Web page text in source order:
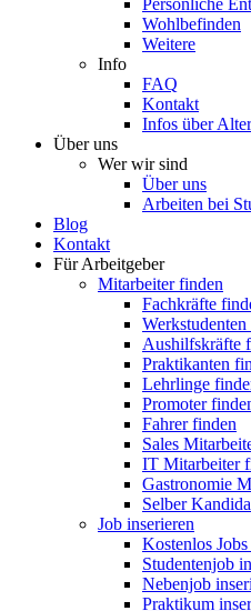
Persönliche
Wohlbefinden
Weitere
Info
FAQ
Kontakt
Infos über Alter
Über uns
Wer wir sind
Über uns
Arbeiten bei
Blog
Kontakt
Für Arbeitgeber
Mitarbeiter finden
Fachkräfte
Aushilfskräfte
Praktikanten
Lehrlinge
Promoter
Fahrer finden
Sales
IT Mitarbeiter
Gastronomie
Selber
Job inserieren
Kostenlos
Studentenjob
Nebenjob
Praktikum